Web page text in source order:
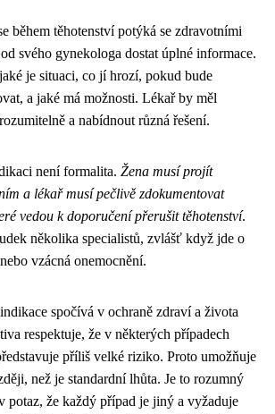
během těhotenství potýká se zdravotními
svého gynekologa dostat úplné informace.
je situaci, co jí hrozí, pokud bude
a jaké má možnosti. Lékař by měl
a nabídnout různá řešení.
není formalita. Žena musí projít
a lékař musí pečlivě zdokumentovat
vedou k doporučení přerušit těhotenství.
několika specialistů, zvlášť když jde o
vzácná onemocnění.
spočívá v ochraně zdraví a života
respektuje, že v některých případech
příliš velké riziko. Proto umožňuje
než je standardní lhůta. Je to rozumný
potaz, že každý případ je jiný a vyžaduje